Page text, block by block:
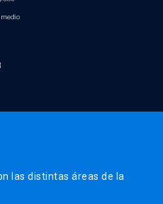
las distintas áreas de la